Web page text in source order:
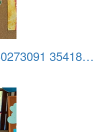
499733946 722798160273091 3541845744207643919 n